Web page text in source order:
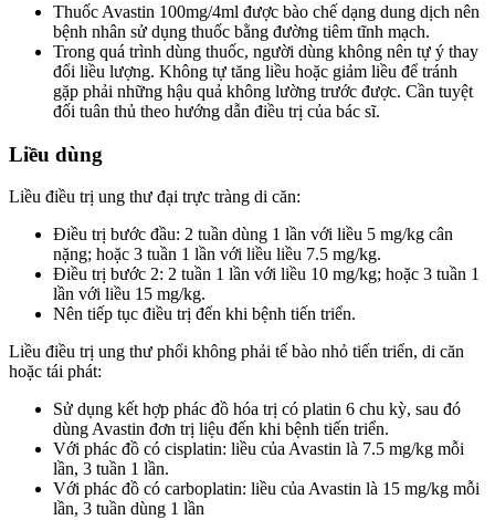
Thuốc Avastin 100mg/4ml được bào chế dạng dung dịch nên
bệnh nhân sử dụng thuốc bằng đường tiêm tĩnh mạch.
Trong quá trình dùng thuốc, người dùng không nên tự ý thay
đổi liều lượng. Không tự tăng liều hoặc giảm liều để tránh
gặp phải những hậu quả không lường trước được. Cần tuyệt
đối tuân thủ theo hướng dẫn điều trị của bác sĩ.
Liều dùng
Liều điều trị ung thư đại trực tràng di căn:
Điều trị bước đầu: 2 tuần dùng 1 lần với liều 5 mg/kg cân
nặng; hoặc 3 tuần 1 lần với liều liều 7.5 mg/kg.
Điều trị bước 2: 2 tuần 1 lần với liều 10 mg/kg; hoặc 3 tuần 1
lần với liều 15 mg/kg.
Nên tiếp tục điều trị đến khi bệnh tiến triển.
Liều điều trị ung thư phổi không phải tế bào nhỏ tiến triển, di căn
hoặc tái phát:
Sử dụng kết hợp phác đồ hóa trị có platin 6 chu kỳ, sau đó
dùng Avastin đơn trị liệu đến khi bệnh tiến triển.
Với phác đồ có cisplatin: liều của Avastin là 7.5 mg/kg mỗi
lần, 3 tuần 1 lần.
Với phác đồ có carboplatin: liều của Avastin là 15 mg/kg mỗi
lần, 3 tuần dùng 1 lần